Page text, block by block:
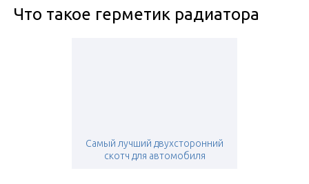
Что такое герметик радиатора
Самый лучший двухсторонний
скотч для автомобиля